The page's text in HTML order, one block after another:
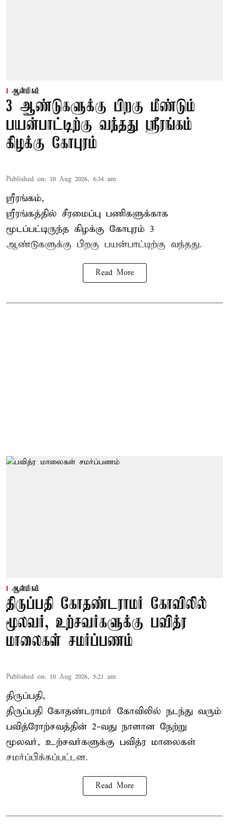
ஆன்மிகம்
3 ஆண்டுகளுக்கு பிறகு மீண்டும்
பயன்பாட்டிற்கு வந்தது ஸ்ரீரங்கம்
கிழக்கு கோபுரம்
Published on: 10 Aug 2026, 6:34 am
ஸ்ரீரங்கம்,
ஸ்ரீரங்கத்தில் சீரமைப்பு பணிகளுக்காக
மூடப்பட்டிருந்த கிழக்கு கோபுரம் 3
ஆண்டுகளுக்கு பிறகு பயன்பாட்டிற்கு வந்தது.
Read More
ஆன்மிகம்
திருப்பதி கோதண்டராமர் கோவிலில்
மூலவர், உற்சவர்களுக்கு பவித்ர
மாலைகள் சமர்ப்பணம்
Published on: 10 Aug 2026, 5:21 am
திருப்பதி,
திருப்பதி கோதண்டராமர் கோவிலில் நடந்து வரும்
பவித்ரோற்சவத்தின் 2-வது நாளான நேற்று
மூலவர், உற்சவர்களுக்கு பவித்ர மாலைகள்
சமர்ப்பிக்கப்பட்டன.
Read More